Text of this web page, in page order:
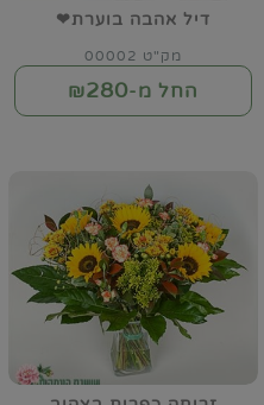
דיל אהבה בוערת❤
מק"ט 00002
החל מ-₪280